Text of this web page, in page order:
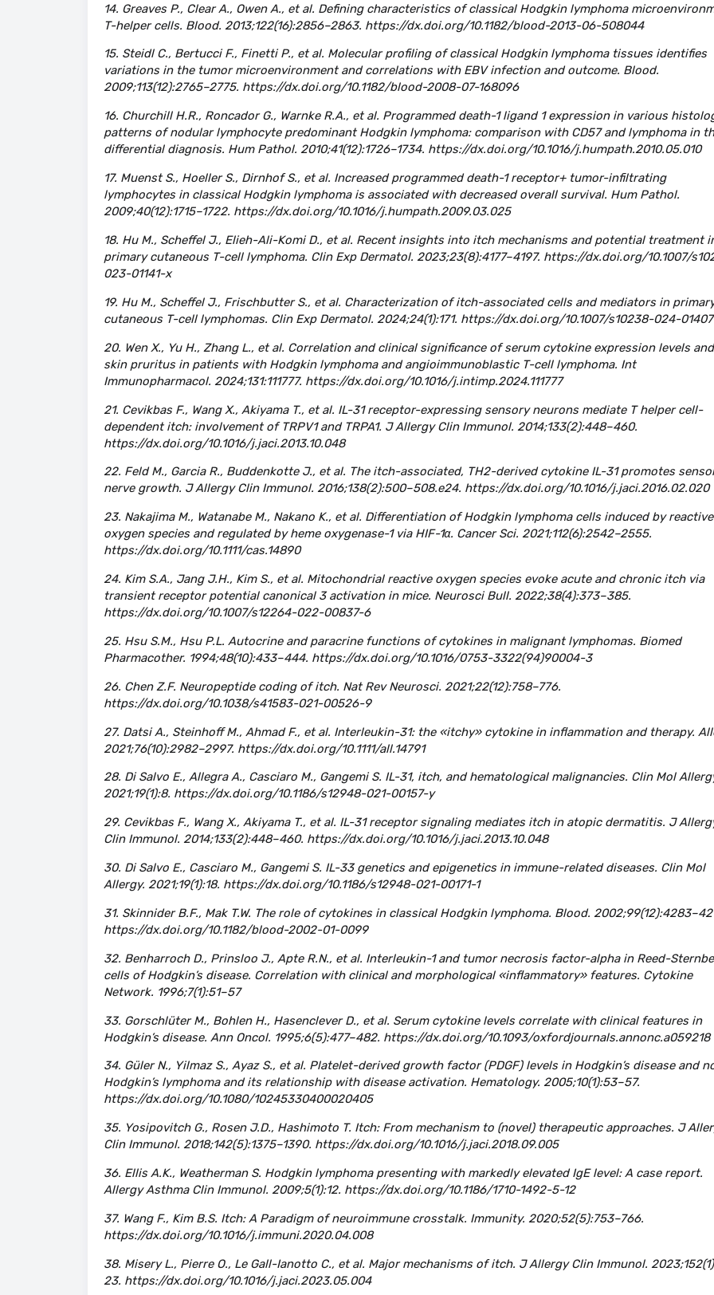
14. Greaves P., Clear A., Owen A., et al. Defining characteristics of classical Hodgkin lymphoma
T-helper cells. Blood. 2013;122(16):2856–2863. https://dx.doi.org/10.1182/blood-2013-06-508044
15. Steidl C., Bertucci F., Finetti P., et al. Molecular profiling of classical Hodgkin lymphoma tissues identifies
variations in the tumor microenvironment and correlations with EBV infection and outcome. Blood.
2009;113(12):2765–2775. https://dx.doi.org/10.1182/blood-2008-07-168096
16. Churchill H.R., Roncador G., Warnke R.A., et al. Programmed death-1 ligand 1 expression in various
patterns of nodular lymphocyte predominant Hodgkin lymphoma: comparison with CD57 and lymphoma in
differential diagnosis. Hum Pathol. 2010;41(12):1726–1734. https://dx.doi.org/10.1016/j.humpath.2010.05.010
17. Muenst S., Hoeller S., Dirnhof S., et al. Increased programmed death-1 receptor+ tumor-infiltrating
lymphocytes in classical Hodgkin lymphoma is associated with decreased overall survival. Hum Pathol.
2009;40(12):1715–1722. https://dx.doi.org/10.1016/j.humpath.2009.03.025
18. Hu M., Scheffel J., Elieh-Ali-Komi D., et al. Recent insights into itch mechanisms and potential treatment
primary cutaneous T-cell lymphoma. Clin Exp Dermatol. 2023;23(8):4177–4197. https://dx.doi.org/10.1007/
023-01141-x
19. Hu M., Scheffel J., Frischbutter S., et al. Characterization of itch-associated cells and mediators in
cutaneous T-cell lymphomas. Clin Exp Dermatol. 2024;24(1):171. https://dx.doi.org/10.1007/s10238-024-
20. Wen X., Yu H., Zhang L., et al. Correlation and clinical significance of serum cytokine expression levels and
skin pruritus in patients with Hodgkin lymphoma and angioimmunoblastic T-cell lymphoma. Int
Immunopharmacol. 2024;131:111777. https://dx.doi.org/10.1016/j.intimp.2024.111777
21. Cevikbas F., Wang X., Akiyama T., et al. IL-31 receptor-expressing sensory neurons mediate T helper cell-
dependent itch: involvement of TRPV1 and TRPA1. J Allergy Clin Immunol. 2014;133(2):448–460.
https://dx.doi.org/10.1016/j.jaci.2013.10.048
22. Feld M., Garcia R., Buddenkotte J., et al. The itch-associated, TH2-derived cytokine IL-31 promotes
nerve growth. J Allergy Clin Immunol. 2016;138(2):500–508.e24. https://dx.doi.org/10.1016/j.jaci.2016.02.020
23. Nakajima M., Watanabe M., Nakano K., et al. Differentiation of Hodgkin lymphoma cells induced by reactive
oxygen species and regulated by heme oxygenase-1 via HIF-1α. Cancer Sci. 2021;112(6):2542–2555.
https://dx.doi.org/10.1111/cas.14890
24. Kim S.A., Jang J.H., Kim S., et al. Mitochondrial reactive oxygen species evoke acute and chronic itch via
transient receptor potential canonical 3 activation in mice. Neurosci Bull. 2022;38(4):373–385.
https://dx.doi.org/10.1007/s12264-022-00837-6
25. Hsu S.M., Hsu P.L. Autocrine and paracrine functions of cytokines in malignant lymphomas. Biomed
Pharmacother. 1994;48(10):433–444. https://dx.doi.org/10.1016/0753-3322(94)90004-3
26. Chen Z.F. Neuropeptide coding of itch. Nat Rev Neurosci. 2021;22(12):758–776.
https://dx.doi.org/10.1038/s41583-021-00526-9
27. Datsi A., Steinhoff M., Ahmad F., et al. Interleukin-31: the «itchy» cytokine in inflammation and therapy.
2021;76(10):2982–2997. https://dx.doi.org/10.1111/all.14791
28. Di Salvo E., Allegra A., Casciaro M., Gangemi S. IL-31, itch, and hematological malignancies. Clin Mol
2021;19(1):8. https://dx.doi.org/10.1186/s12948-021-00157-y
29. Cevikbas F., Wang X., Akiyama T., et al. IL-31 receptor signaling mediates itch in atopic dermatitis. J
Clin Immunol. 2014;133(2):448–460. https://dx.doi.org/10.1016/j.jaci.2013.10.048
30. Di Salvo E., Casciaro M., Gangemi S. IL-33 genetics and epigenetics in immune-related diseases. Clin Mol
Allergy. 2021;19(1):18. https://dx.doi.org/10.1186/s12948-021-00171-1
31. Skinnider B.F., Mak T.W. The role of cytokines in classical Hodgkin lymphoma. Blood.
https://dx.doi.org/10.1182/blood-2002-01-0099
32. Benharroch D., Prinsloo J., Apte R.N., et al. Interleukin-1 and tumor necrosis factor-alpha in Reed-
cells of Hodgkin’s disease. Correlation with clinical and morphological «inflammatory» features. Cytokine
Network. 1996;7(1):51–57
33. Gorschlüter M., Bohlen H., Hasenclever D., et al. Serum cytokine levels correlate with clinical features in
Hodgkin’s disease. Ann Oncol. 1995;6(5):477–482. https://dx.doi.org/10.1093/oxfordjournals.annonc.a059218
34. Güler N., Yilmaz S., Ayaz S., et al. Platelet-derived growth factor (PDGF) levels in Hodgkin’s disease and
Hodgkin’s lymphoma and its relationship with disease activation. Hematology. 2005;10(1):53–57.
https://dx.doi.org/10.1080/10245330400020405
35. Yosipovitch G., Rosen J.D., Hashimoto T. Itch: From mechanism to (novel) therapeutic approaches. J
Clin Immunol. 2018;142(5):1375–1390. https://dx.doi.org/10.1016/j.jaci.2018.09.005
36. Ellis A.K., Weatherman S. Hodgkin lymphoma presenting with markedly elevated IgE level: A case report.
Allergy Asthma Clin Immunol. 2009;5(1):12. https://dx.doi.org/10.1186/1710-1492-5-12
37. Wang F., Kim B.S. Itch: A Paradigm of neuroimmune crosstalk. Immunity. 2020;52(5):753–766.
https://dx.doi.org/10.1016/j.immuni.2020.04.008
38. Misery L., Pierre O., Le Gall-Ianotto C., et al. Major mechanisms of itch. J Allergy Clin Immunol.
23. https://dx.doi.org/10.1016/j.jaci.2023.05.004